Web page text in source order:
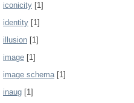
iconicity [1]
identity [1]
illusion [1]
image [1]
image schema[1]
inaug [1]